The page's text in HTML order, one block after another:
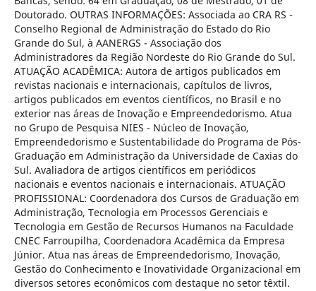
Doutorado. OUTRAS INFORMAÇÕES: Associada ao CRA RS -
Conselho Regional de Administração do Estado do Rio
Grande do Sul, à AANERGS - Associação dos
Administradores da Região Nordeste do Rio Grande do Sul.
ATUAÇÃO ACADÊMICA: Autora de artigos publicados em
revistas nacionais e internacionais, capítulos de livros,
artigos publicados em eventos científicos, no Brasil e no
exterior nas áreas de Inovação e Empreendedorismo. Atua
no Grupo de Pesquisa NIES - Núcleo de Inovação,
Empreendedorismo e Sustentabilidade do Programa de Pós-
Graduação em Administração da Universidade de Caxias do
Sul. Avaliadora de artigos científicos em periódicos
nacionais e eventos nacionais e internacionais. ATUAÇÃO
PROFISSIONAL: Coordenadora dos Cursos de Graduação em
Administração, Tecnologia em Processos Gerenciais e
Tecnologia em Gestão de Recursos Humanos na Faculdade
CNEC Farroupilha, Coordenadora Acadêmica da Empresa
Júnior. Atua nas áreas de Empreendedorismo, Inovação,
Gestão do Conhecimento e Inovatividade Organizacional em
diversos setores econômicos com destaque no setor têxtil.